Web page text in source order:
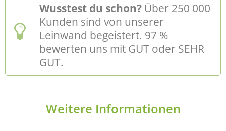
Wusstest du schon? Über 250 000
Kunden sind von unserer
Leinwand begeistert. 97 %
bewerten uns mit GUT oder SEHR
GUT.
Weitere Informationen